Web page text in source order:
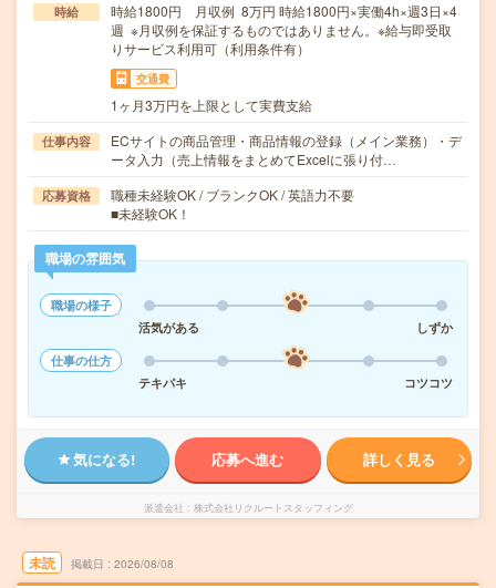
時給
時給1800円 月収例 8万円 時給1800円×実働4h×週3日×4
週 ※月収例を保証するものではありません。※給与即受取
りサービス利用可（利用条件有）
交通費
1ヶ月3万円を上限として実費支給
仕事内容
ECサイトの商品管理・商品情報の登録（メイン業務）・デ
ータ入力（売上情報をまとめてExcelに張り付…
応募資格
職種未経験OK / ブランクOK / 英語力不要
■未経験OK！
職場の雰囲気
職場の様子
活気がある
しずか
仕事の仕方
テキパキ
コツコツ
気になる! 応募へ進む 詳しく見る
派遣会社 株式会社リクルートスタッフィング
未読 掲載日 2026/08/08